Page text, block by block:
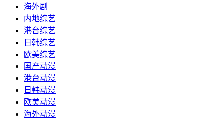
海外剧
内地综艺
港台综艺
日韩综艺
欧美综艺
国产动漫
港台动漫
日韩动漫
欧美动漫
海外动漫